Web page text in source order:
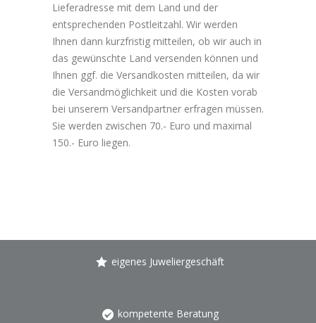
Lieferadresse mit dem Land und der
entsprechenden Postleitzahl. Wir werden
Ihnen dann kurzfristig mitteilen, ob wir auch in
das gewünschte Land versenden können und
Ihnen ggf. die Versandkosten mitteilen, da wir
die Versandmöglichkeit und die Kosten vorab
bei unserem Versandpartner erfragen müssen.
Sie werden zwischen 70.- Euro und maximal
150.- Euro liegen.
eigenes Juweliergeschäft
kompetente Beratung